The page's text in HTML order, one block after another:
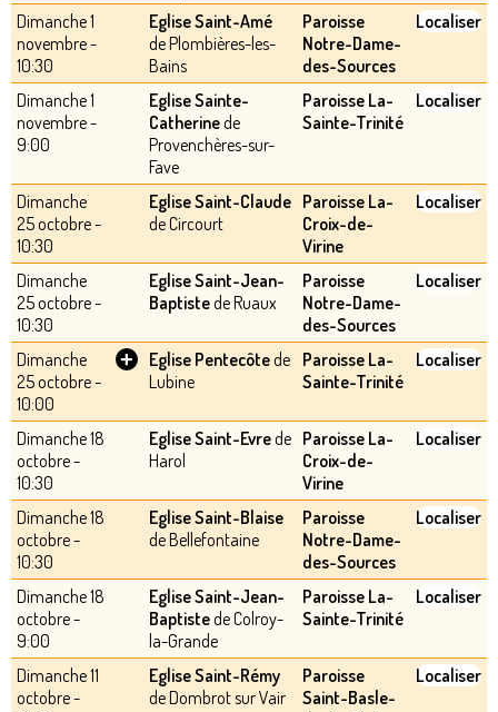
Dimanche 1
novembre -
10:30
Eglise Saint-Amé
de Plombières-les-
Bains
Paroisse
Notre-Dame-
des-Sources
Localiser
Dimanche 1
novembre -
9:00
Eglise Sainte-
Catherinede
Provenchères-sur-
Fave
Paroisse La-
Sainte-Trinité
Localiser
Dimanche
25 octobre -
10:30
Eglise Saint-Claude
de Circourt
Paroisse La-
Croix-de-
Virine
Localiser
Dimanche
25 octobre -
10:30
Eglise Saint-Jean-
Baptistede Ruaux
Paroisse
Notre-Dame-
des-Sources
Localiser
Dimanche
25 octobre -
10:00
+ Eglise Pentecôtede
Lubine
Paroisse La-
Sainte-Trinité
Localiser
Dimanche 18
octobre -
10:30
Eglise Saint-Evrede
Harol
Paroisse La-
Croix-de-
Virine
Localiser
Dimanche 18
octobre -
10:30
Eglise Saint-Blaise
de Bellefontaine
Paroisse
Notre-Dame-
des-Sources
Localiser
Dimanche 18
octobre -
9:00
Eglise Saint-Jean-
Baptistede Colroy-
la-Grande
Paroisse La-
Sainte-Trinité
Localiser
Dimanche 11
octobre -
Eglise Saint-Rémy
de Dombrot sur Vair
Paroisse
Saint-Basle-
Localiser